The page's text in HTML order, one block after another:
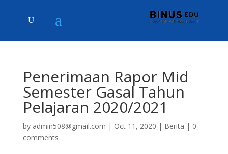
Penerimaan Rapor Mid
Semester Gasal Tahun
Pelajaran 2020/2021
by admin508@gmail.com | Oct 11, 2020 | Berita | 0
comments